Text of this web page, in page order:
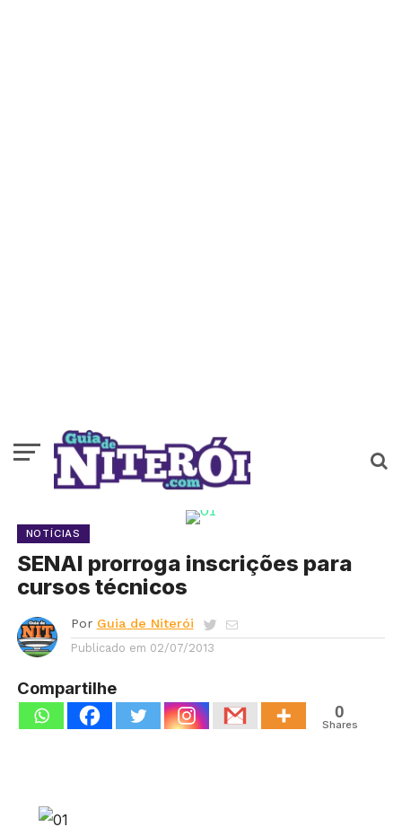
NOTÍCIAS
SENAI prorroga inscrições para
cursos técnicos
Por Guia de Niterói
Publicado em 02/07/2013
Compartilhe
0
Shares